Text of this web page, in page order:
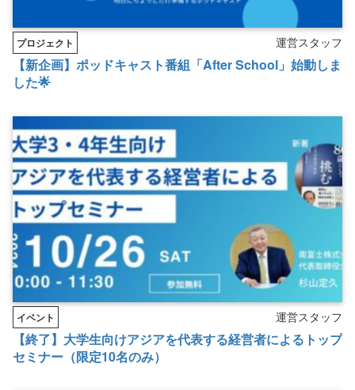
プロジェクト 運営スタッフ
【新企画】ポッドキャスト番組「After School」始動しま
した🌟
イベント 運営スタッフ
【終了】大学生向けアジアを代表する経営者によるトップ
セミナー（限定10名のみ）